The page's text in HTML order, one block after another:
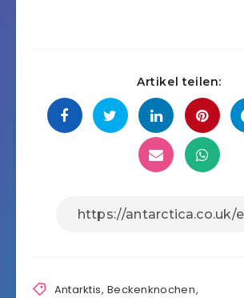
Artikel teilen:
Antarktis, Beckenknochen,